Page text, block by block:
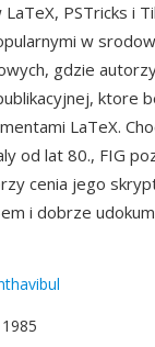
PSTricks i
w
gdzie
ktore
LaTeX.
od lat 80., FIG
cenia jego
i dobrze
1985